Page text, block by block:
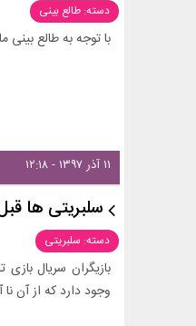
دسته: طالع بینی
با توجه به طالع
۱۱ آذر ۱۳۹۷ - ۱۲:۱۸
سلبریتی ها
دسته: سلبریتی
بازیگران سریال
وجود دارد که از آن نا